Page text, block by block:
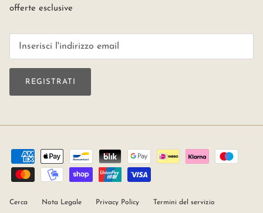
offerte esclusive
REGISTRATI
Cerca Nota Legale Privacy Policy Termini del servizio